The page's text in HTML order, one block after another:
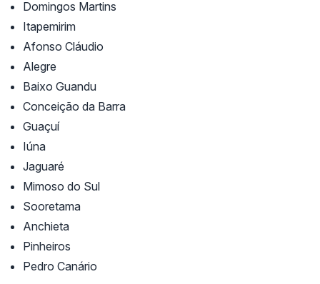
Domingos Martins
Itapemirim
Afonso Cláudio
Alegre
Baixo Guandu
Conceição da Barra
Guaçuí
Iúna
Jaguaré
Mimoso do Sul
Sooretama
Anchieta
Pinheiros
Pedro Canário